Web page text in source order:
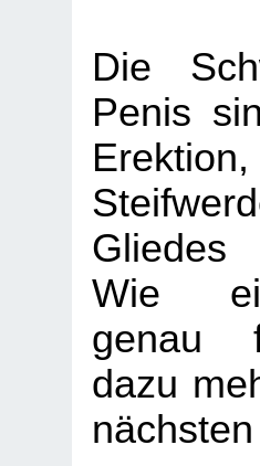
Die
Penis
Gliedes
Wie
genau
dazu